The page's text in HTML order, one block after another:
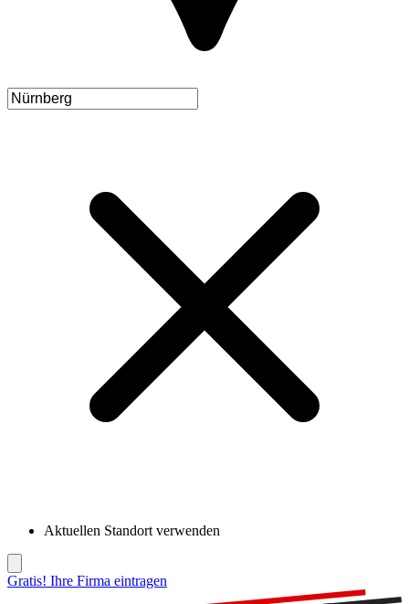
Aktuellen Standort verwenden
Gratis! Ihre Firma eintragen